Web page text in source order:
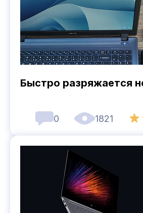
Быстро разряжается
0 1821